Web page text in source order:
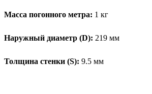
Масса погонного метра: 1 кг
Наружный диаметр (D): 219 мм
Толщина стенки (S): 9.5 мм